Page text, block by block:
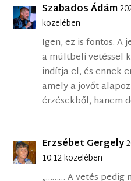
Szabados Ádám
közelében
Igen, ez is fontos. A
a múltbeli vetéssel
indítja el, és ennek
amely a jövőt
érzésekből, hanem
Erzsébet Gergely
10:12 közelében